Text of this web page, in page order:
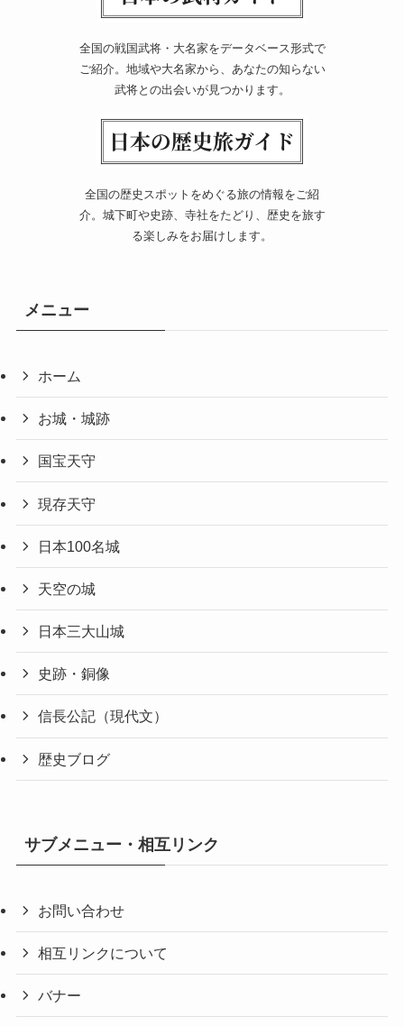
全国の戦国武将・大名家をデータベース形式で
ご紹介。地域や大名家から、あなたの知らない
武将との出会いが見つかります。
全国の歴史スポットをめぐる旅の情報をご紹
介。城下町や史跡、寺社をたどり、歴史を旅す
る楽しみをお届けします。
メニュー
ホーム
お城・城跡
国宝天守
現存天守
日本100名城
天空の城
日本三大山城
史跡・銅像
信長公記（現代文）
歴史ブログ
サブメニュー・相互リンク
お問い合わせ
相互リンクについて
バナー